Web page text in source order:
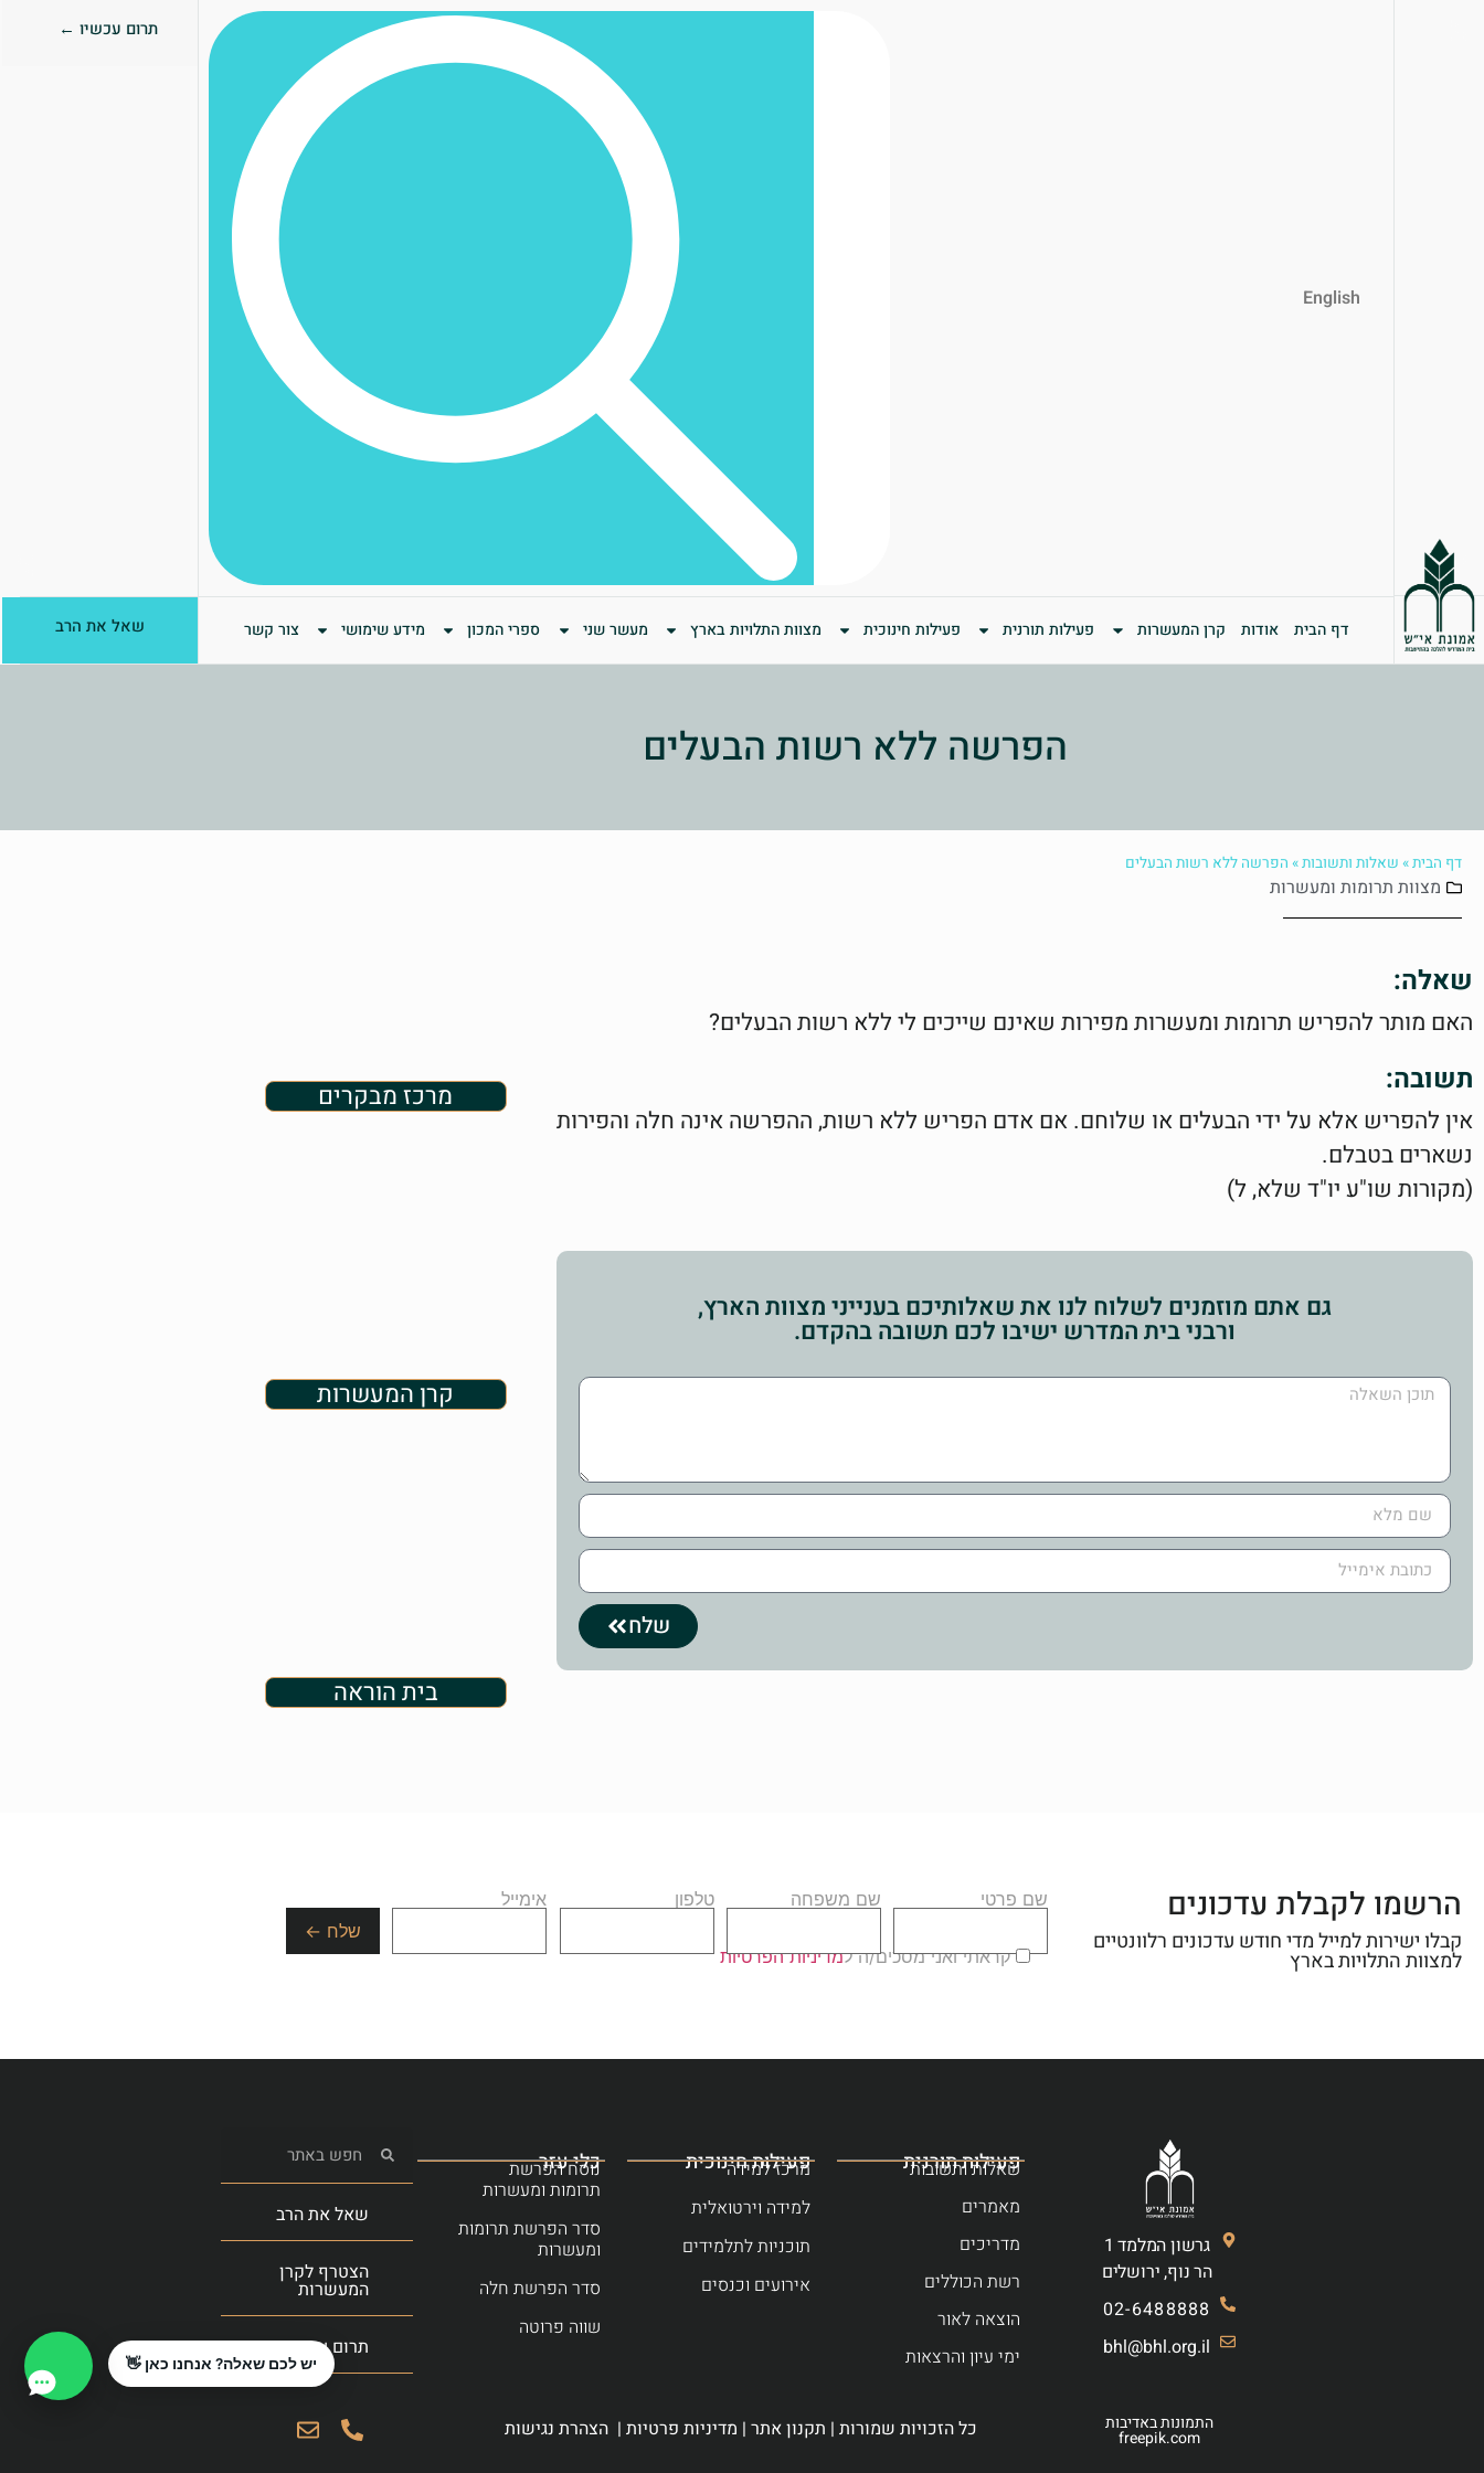
English
תרום עכשיו ←
דף הבית אודות קרן המעשרות פעילות תורנית פעילות חינוכית מצוות התלויות בארץ מעשר שני ספרי המכון מידע שימושי צור קשר שאל את הרב
הפרשה ללא רשות הבעלים
דף הבית» שאלות ותשובות» הפרשה ללא רשות הבעלים
מצוות תרומות ומעשרות
שאלה:
האם מותר להפריש תרומות ומעשרות מפירות שאינם שייכים לי ללא רשות הבעלים?
תשובה:
אין להפריש אלא על ידי הבעלים או שלוחם. אם אדם הפריש ללא רשות, ההפרשה אינה חלה והפירות
נשארים בטבלם.
(מקורות שו"ע יו"ד שלא, ל)
גם אתם מוזמנים לשלוח לנו את שאלותיכם בענייני מצוות הארץ,
ורבני בית המדרש ישיבו לכם תשובה בהקדם.
שלח
מרכז מבקרים
קרן המעשרות
בית הוראה
הרשמו לקבלת עדכונים
קבלו ישירות למייל מדי חודש עדכונים רלוונטיים
למצוות התלויות בארץ
שם פרטי שם משפחה טלפון אימייל
קראתי ואני מסכים/ה למדיניות הפרטיות
גרשון המלמד 1
הר נוף, ירושלים
02-6488888
bhl@bhl.org.il
פעילות תורנית
שאלות ותשובות
מאמרים
מדריכים
רשת הכוללים
הוצאה לאור
ימי עיון והרצאות
פעילות חינוכית
מרכז למידה
למידה וירטואלית
תוכניות לתלמידים
אירועים וכנסים
כלי עזר
נוסח הפרשת
תרומות ומעשרות
סדר הפרשת תרומות
ומעשרות
סדר הפרשת חלה
שווה פרוטה
שאל את הרב
הצטרף לקרן
המעשרות
תרום עכשיו
התמונות באדיבות
freepik.com כל הזכויות שמורות | תקנון אתר| מדיניות פרטיות| הצהרת נגישות
יש לכם שאלה? אנחנו כאן 👋